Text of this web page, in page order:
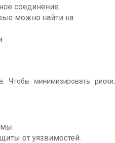
соединение.
можно найти на
Чтобы минимизировать риски,
от уязвимостей.